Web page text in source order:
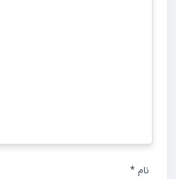
نام*